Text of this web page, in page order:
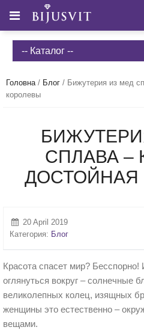
-- Каталог --
Головна/ Блог / Бижутерия из мед
королевы
СПЛАВА –
ДОСТОЙНАЯ
20 April 2019
Категория: Блог
Красота спасет мир?
оглянуться вокруг – солнечные
великолепных колец, изящных
женщины это естественно –
вещами.